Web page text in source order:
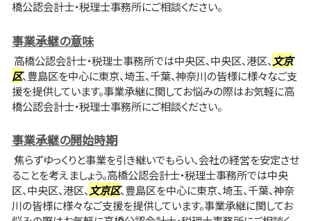
橋公認会計士・税理士事務所にご相談ください。
事業承継の意味
高橋公認会計士・税理士事務所では中央区、中央区、港区、 文京
区、豊島区を中心に東京、埼玉、千葉、神奈川の皆様に様々なご支
援を提供しています。事業承継に関してお悩みの際はお気軽に高
橋公認会計士・税理士事務所にご相談ください。
事業承継の開始時期
焦らずゆっくりと事業を引き継いでもらい、会社の経営を安定させ
ることを考えましょう。高橋公認会計士・税理士事務所では中央
区、中央区、港区、 文京区、豊島区を中心に東京、埼玉、千葉、神奈
川の皆様に様々なご支援を提供しています。事業承継に関してお